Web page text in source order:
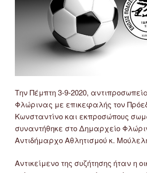
Την Πέμπτη 3-9-2020,
Φλώρινας με επικεφαλής τον
Κωνσταντίνο και εκπροσώπους
συναντήθηκε στο Δημαρχείο
Αντιδήμαρχο Αθλητισμού κ.
Αντικείμενο της συζήτησης ήταν η